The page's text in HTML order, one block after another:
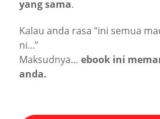
yang sama.
Kalau anda rasa “ini semua
ni...”
Maksudnya… ebook ini
anda.